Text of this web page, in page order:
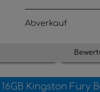
Abverkauf
Kingston Fury